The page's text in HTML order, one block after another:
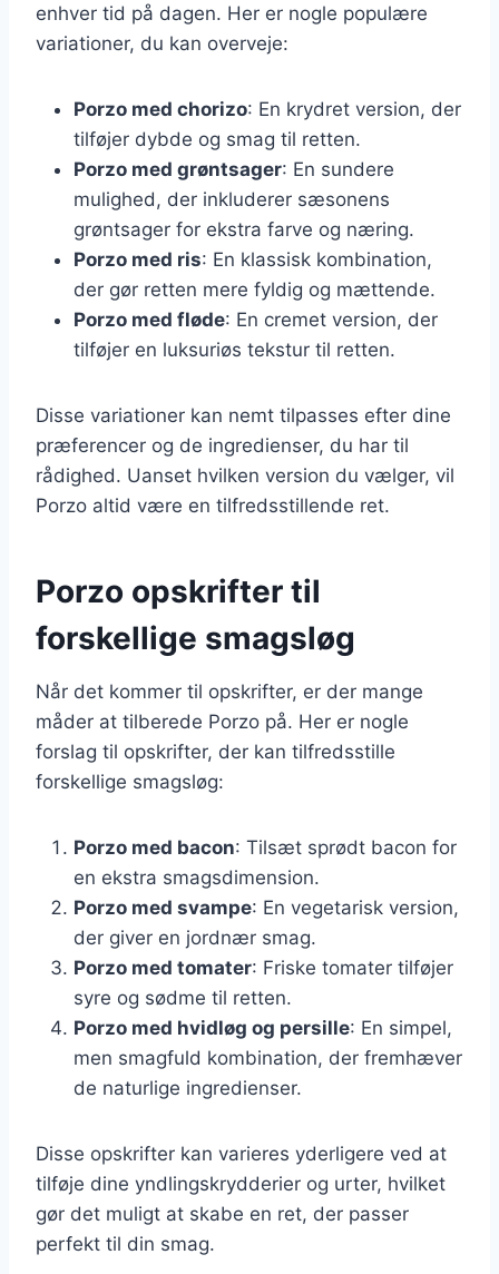
enhver tid på dagen. Her er nogle populære
variationer, du kan overveje:
Porzo med chorizo: En krydret version, der
tilføjer dybde og smag til retten.
Porzo med grøntsager: En sundere
mulighed, der inkluderer sæsonens
grøntsager for ekstra farve og næring.
Porzo med ris: En klassisk kombination,
der gør retten mere fyldig og mættende.
Porzo med fløde: En cremet version, der
tilføjer en luksuriøs tekstur til retten.
Disse variationer kan nemt tilpasses efter dine
præferencer og de ingredienser, du har til
rådighed. Uanset hvilken version du vælger, vil
Porzo altid være en tilfredsstillende ret.
Porzo opskrifter til
forskellige smagsløg
Når det kommer til opskrifter, er der mange
måder at tilberede Porzo på. Her er nogle
forslag til opskrifter, der kan tilfredsstille
forskellige smagsløg:
Porzo med bacon: Tilsæt sprødt bacon for
en ekstra smagsdimension.
Porzo med svampe: En vegetarisk version,
der giver en jordnær smag.
Porzo med tomater: Friske tomater tilføjer
syre og sødme til retten.
Porzo med hvidløg og persille: En simpel,
men smagfuld kombination, der fremhæver
de naturlige ingredienser.
Disse opskrifter kan varieres yderligere ved at
tilføje dine yndlingskrydderier og urter, hvilket
gør det muligt at skabe en ret, der passer
perfekt til din smag.